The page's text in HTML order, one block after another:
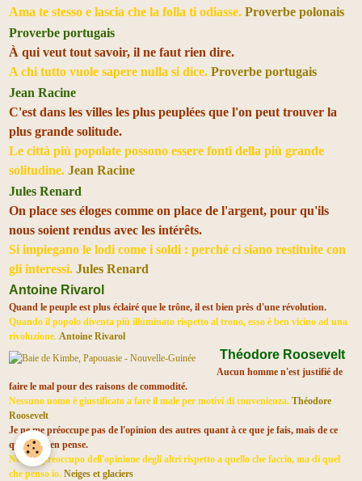
Ama te stesso e lascia che la folla ti odiasse. Proverbe polonais
Proverbe portugais
À qui veut tout savoir, il ne faut rien dire.
A chi tutto vuole sapere nulla si dice. Proverbe portugais
Jean Racine
C'est dans les villes les plus peuplées que l'on peut trouver la
plus grande solitude.
Le città più popolate possono essere fonti della più grande
solitudine. Jean Racine
Jules Renard
On place ses éloges comme on place de l'argent, pour qu'ils
nous soient rendus avec les intérêts.
Si impiegano le lodi come i soldi : perché ci siano restituite con
gli interessi. Jules Renard
Antoine Rivarol
Quand le peuple est plus éclairé que le trône, il est bien près d'une révolution.
Quando il popolo diventa più illuminato rispetto al trono, esso è ben vicino ad una
rivoluzione. Antoine Rivarol
Théodore Roosevelt
Aucun homme n'est justifié de
faire le mal pour des raisons de commodité.
Nessuno uomo è giustificato a fare il male per motivi di convenienza. Théodore
Roosevelt
Je ne me préoccupe pas de l'opinion des autres quant à ce que je fais, mais de ce
que moi j'en pense.
Non mi preoccupo dell'opinione degli altri rispetto a quello che faccio, ma di quel
che penso io. Neiges et glaciers